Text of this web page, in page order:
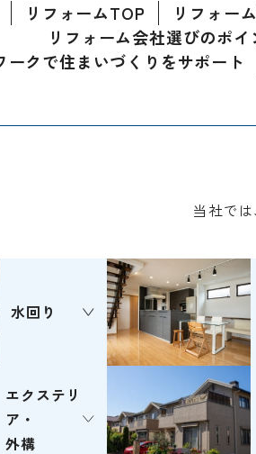
リフォームTOP リフォー
リフォーム会社選びのポイ
ークで住まいづくりをサポート
当社で
水回り
エクステリ
ア・
外構